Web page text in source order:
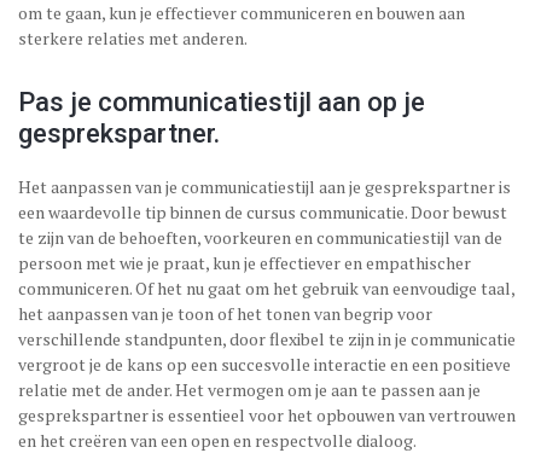
om te gaan, kun je effectiever communiceren en bouwen aan
sterkere relaties met anderen.
Pas je communicatiestijl aan op je
gesprekspartner.
Het aanpassen van je communicatiestijl aan je gesprekspartner is
een waardevolle tip binnen de cursus communicatie. Door bewust
te zijn van de behoeften, voorkeuren en communicatiestijl van de
persoon met wie je praat, kun je effectiever en empathischer
communiceren. Of het nu gaat om het gebruik van eenvoudige taal,
het aanpassen van je toon of het tonen van begrip voor
verschillende standpunten, door flexibel te zijn in je communicatie
vergroot je de kans op een succesvolle interactie en een positieve
relatie met de ander. Het vermogen om je aan te passen aan je
gesprekspartner is essentieel voor het opbouwen van vertrouwen
en het creëren van een open en respectvolle dialoog.